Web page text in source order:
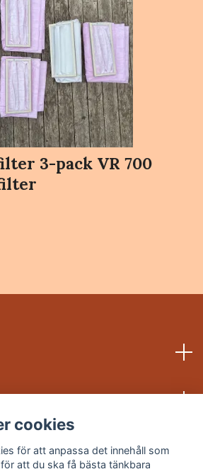
3-pack VR 700
cookies
för att anpassa det innehåll som
att du ska få bästa tänkbara